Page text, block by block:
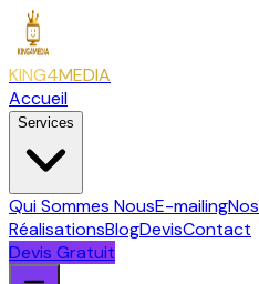
KING4MEDIA
Accueil
Services
Qui Sommes NousE-mailingNos
RéalisationsBlogDevisContact
Devis Gratuit